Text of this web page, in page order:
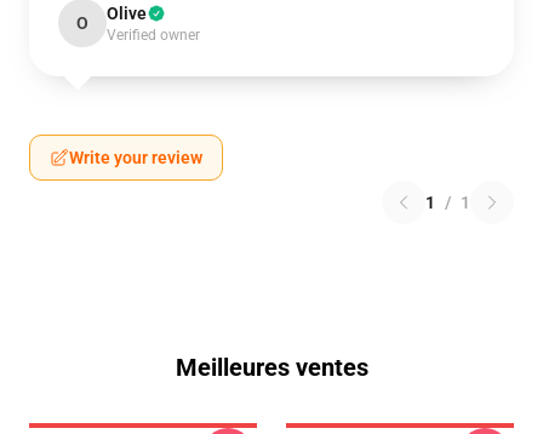
O Olive
Verified owner
Write your review
1 / 1
Meilleures ventes